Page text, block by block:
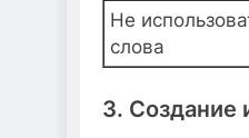
Не
слова
3. Создание